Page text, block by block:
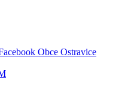
Obce Ostravice